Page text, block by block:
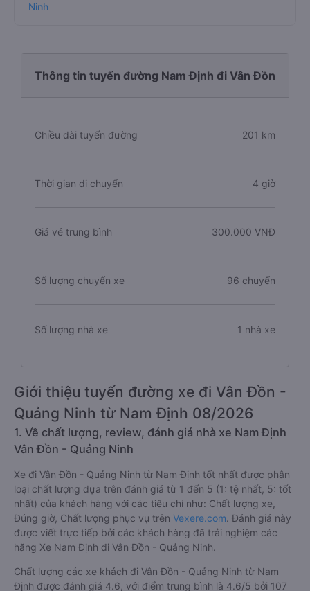
Ninh
Thông tin tuyến đường Nam Định đi Vân Đồn
Chiều dài tuyến đường 201 km
Thời gian di chuyển 4 giờ
Giá vé trung bình 300.000 VNĐ
Số lượng chuyến xe 96 chuyến
Số lượng nhà xe 1 nhà xe
Giới thiệu tuyến đường xe đi Vân Đồn -
Quảng Ninh từ Nam Định 08/2026
1. Về chất lượng, review, đánh giá nhà xe Nam Định
Vân Đồn - Quảng Ninh
Xe đi Vân Đồn - Quảng Ninh từ Nam Định tốt nhất được phân
loại chất lượng dựa trên đánh giá từ 1 đến 5 (1: tệ nhất, 5: tốt
nhất) của khách hàng với các tiêu chí như: Chất lượng xe,
Đúng giờ, Chất lượng phục vụ trên Vexere.com. Đánh giá này
được viết trực tiếp bởi các khách hàng đã trải nghiệm các
hãng Xe Nam Định đi Vân Đồn - Quảng Ninh.
Chất lượng các xe khách đi Vân Đồn - Quảng Ninh từ Nam
Định được đánh giá 4.6, với điểm trung bình là 4.6/5 bởi 107